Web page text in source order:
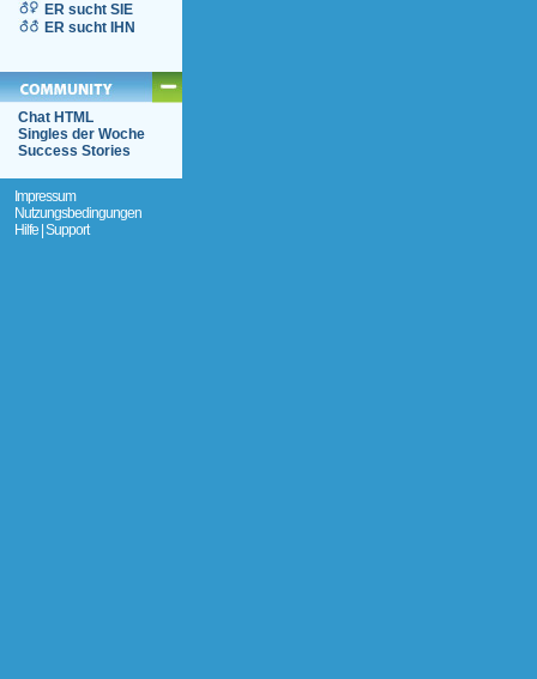
ER sucht SIE
ER sucht IHN
Chat HTML
Singles der Woche
Success Stories
Impressum
Nutzungsbedingungen
Hilfe | Support